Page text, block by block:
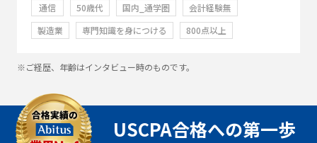
通信 50歳代 国内_通学圏
会計経験無
製造業
専門知識を身につける 800点以上
※ご経歴、年齢はインタビュー時のものです。
USCPA合格への第一歩